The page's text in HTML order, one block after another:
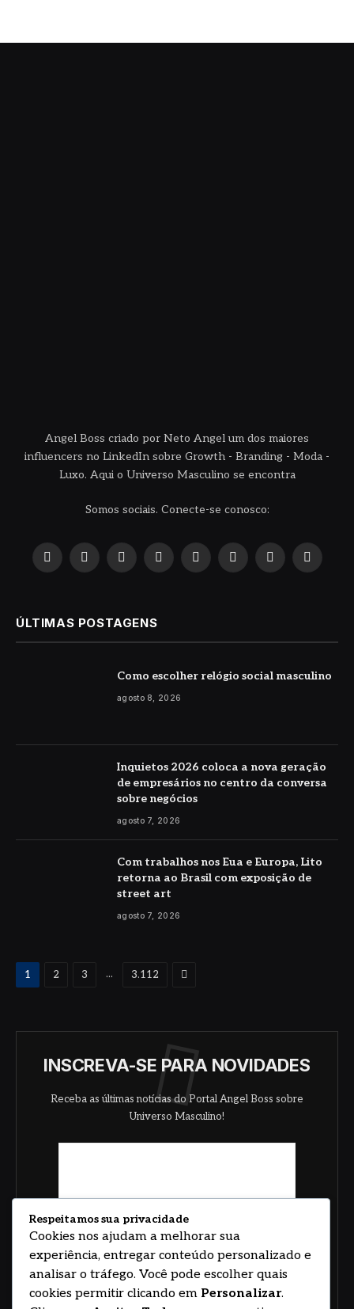
Angel Boss criado por Neto Angel um dos maiores
influencers no LinkedIn sobre Growth - Branding - Moda -
Luxo. Aqui o Universo Masculino se encontra
Somos sociais. Conecte-se conosco:
X
InstagramPinterestYouTubeLinkedInWhatsApp
Reddit TikTok
ÚLTIMAS POSTAGENS
Como escolher relógio social masculino
agosto 8, 2026
Inquietos 2026 coloca a nova geração
de empresários no centro da conversa
sobre negócios
agosto 7, 2026
Com trabalhos nos Eua e Europa, Lito
retorna ao Brasil com exposição de
street art
agosto 7, 2026
1 2 3 ... 3.112 Proximo
INSCREVA-SE PARA NOVIDADES
Receba as últimas notícias do Portal Angel Boss sobre
Universo Masculino!
Respeitamos sua privacidade
Cookies nos ajudam a melhorar sua
experiência, entregar conteúdo personalizado e
analisar o tráfego. Você pode escolher quais
cookies permitir clicando em Personalizar.